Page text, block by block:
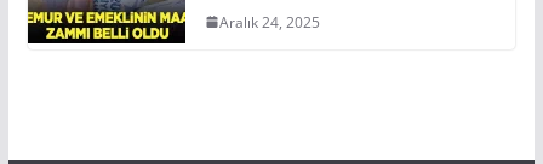
Aralık 24, 2025